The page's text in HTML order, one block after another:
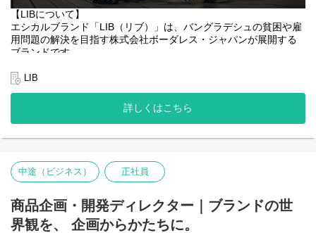
● 企画営業（リードキュレーター）業務
社会のために立ち上がる人を増やすポジションです。
例）
・チーム全体の営業戦略から落とし込んだ施策の実行
・クラファンに関心のある方に向けてのプロジェクト企画の提案
営業
● クラウドファンディング伴走（キュレーター）業務
社会課題の解決に挑むプロジェクトを、構想段階から達成まで一
実施可否のアドバイスなど）
・クラウドファンディングの企画設計およびプロジェクトページ
へのフィードバック
・実行者への伴走支援（進行管理・モチベーション支援など）
・広報戦略の立案および改善提案
【LIBについて】
エシカルブランド「LIB（リブ）」は、バングラデシュの貧困や雇
用問題の解決を目指す株式会社ボーダレス・ジャパンが展開する
ブランドです。
し、都市部では失業や不安定な雇用が大きな社会課題となってい
たくても働けない」状況や、低賃金・劣悪な労働環境に置かれる
ケースが少なくありません。LIBは、この課題の解決を目指し、現
く機会を必要とする人たちを直接雇用しています。
私たちが目指すのは、単なる雇用創出ではありません。ものづく
りをゼロから伝え、一流の職人へと育てること。そして、働く喜
自社ブランドとして直接お客さまへ届けることで、現地メンバー
の安定した収入と適正な賃金の実現につなげています。
LIB
詳しくはこちら
中途（ビジネス） 正社員
商品企画・開発ディレクター｜ブランドの世
界観を、 企画からかたちに。